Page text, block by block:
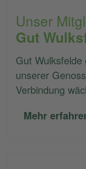
Unser
Gut
Gut
unserer
Verbindung
Mehr